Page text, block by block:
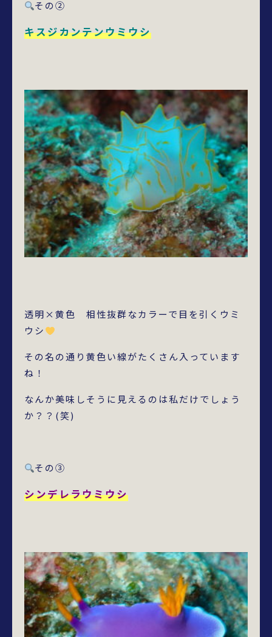
その➁
キスジカンテンウミウシ
透明×黄色 相性抜群なカラーで目を引くウミ
ウシ
その名の通り黄色い線がたくさん入っています
ね！
なんか美味しそうに見えるのは私だけでしょう
か？？(笑)
その➂
シンデレラウミウシ